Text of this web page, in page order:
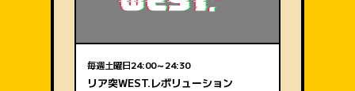
毎週土曜日24:00～24:30
リア突WEST.レボリューション